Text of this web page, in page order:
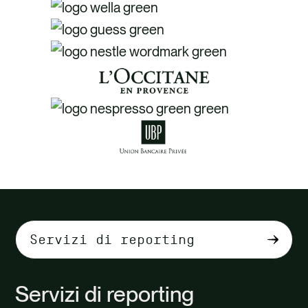
Select
tab
Servizi di reporting